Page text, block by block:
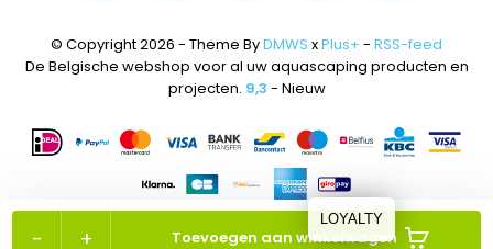
+
- Toevoegen aan winkelwagen
© Copyright 2026 - Theme ByDMWS xPlus+ - RSS-feed
De Belgische webshop voor al uw aquascaping producten en
projecten. 9,3 - Nieuw
LOYALTY